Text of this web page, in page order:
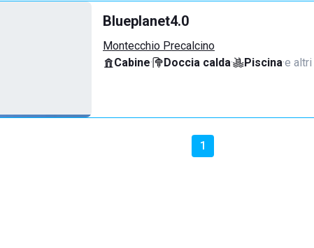
Blueplanet4.0
Montecchio Precalcino
Cabine· Doccia calda· Piscina·e
1